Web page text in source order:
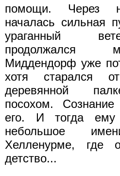
помощи. Через
началась сильная
ураганный
продолжался
Миддендорф уже
хотя старался
деревянной
посохом.
его. И тогда ему
небольшое
Хелленурме, где
детство...